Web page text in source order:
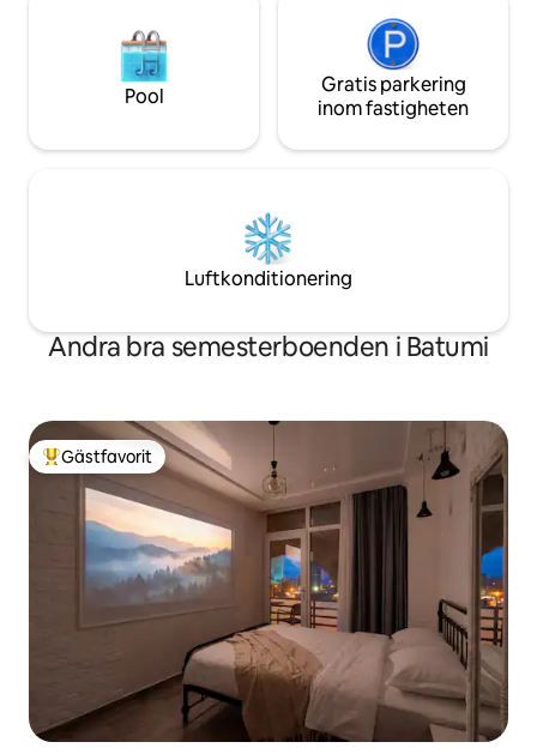
Pool
Gratis parkering
inom fastigheten
Luftkonditionering
Andra bra semesterboenden i Batumi
Populär gästfavorit
Gästfavorit